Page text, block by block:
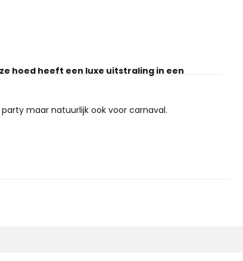
hoed heeft een luxe uitstraling in een
maar natuurlijk ook voor carnaval.